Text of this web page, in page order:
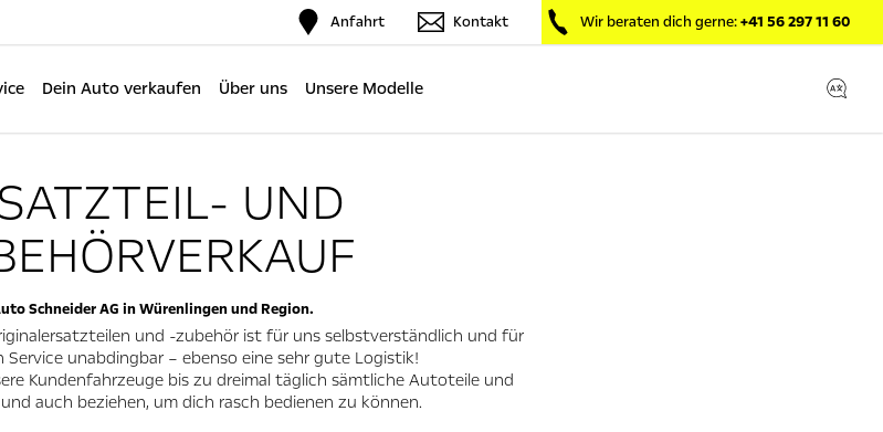
Anfahrt Kontakt Wir beraten dich gerne:+41 56 297 11 60
Dein Auto verkaufen Über uns Unsere Modelle
UND
Schneider AG in Würenlingen und Region.
und -zubehör ist für uns selbstverständlich und für
Service unabdingbar – ebenso eine sehr gute Logistik!
Kundenfahrzeuge bis zu dreimal täglich sämtliche Autoteile und
auch beziehen, um dich rasch bedienen zu können.